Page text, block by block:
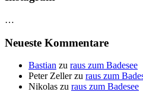
…
Neueste Kommentare
Bastian zu raus zum Badesee
Peter Zellerzu raus zum
Nikolas zu raus zum Badesee